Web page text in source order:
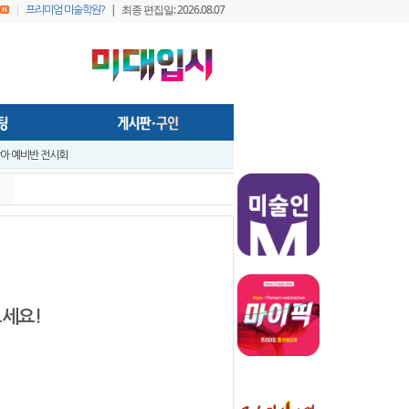
| 프리미엄 미술학원? | 최종 편집일: 2026.08.07
미술학원,실기대회장, 작업실 등의 공간에서 효율적으로 사용가능하게..
시미술 실기대전 A+ 우수작 발표 - 홍대지구 입시미술학원연합회
시미술 실기대전 입시반 예비반 주제발표 - 홍대지구 입시미술학원연합..
술 실기대전 - 전국 연합시험 교수평가 현장 짧은 영상 보기 - 순차적..
술실기대전 [입시반, 예비반 주제 발표] -전국연합시험 미술교육협의회..
미대정시배치표 백분위 미대수능 등급컷 다운로드 안내
요!